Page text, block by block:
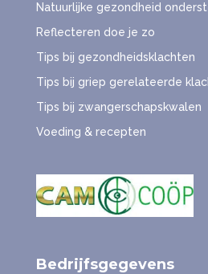
Natuurlijke gezondheid
Reflecteren doe je zo
Tips bij gezondheidsklachten
Tips bij griep gerelateerde
Tips bij zwangerschapskwalen
Voeding & recepten
Bedrijfsgegevens